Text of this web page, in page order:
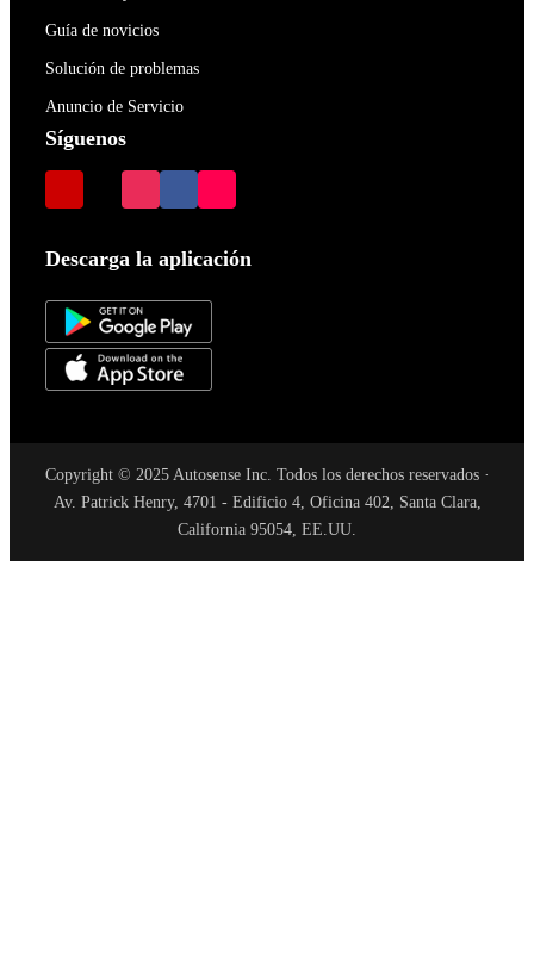
Guía de novicios
Solución de problemas
Anuncio de Servicio
Síguenos
Descarga la aplicación
Copyright © 2025 Autosense Inc. Todos los derechos reservados ·
Av. Patrick Henry, 4701 - Edificio 4, Oficina 402, Santa Clara,
California 95054, EE.UU.